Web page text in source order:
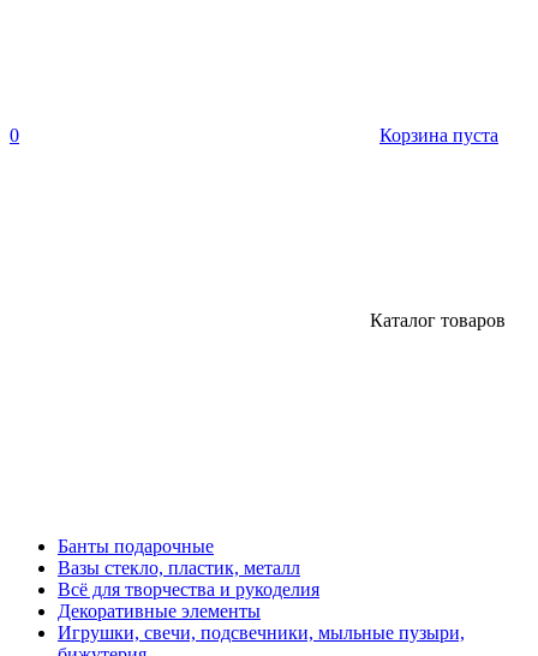
0 Корзина пуста
Каталог товаров
Банты подарочные
Вазы стекло, пластик, металл
Всё для творчества и рукоделия
Декоративные элементы
Игрушки, свечи, подсвечники, мыльные пузыри,